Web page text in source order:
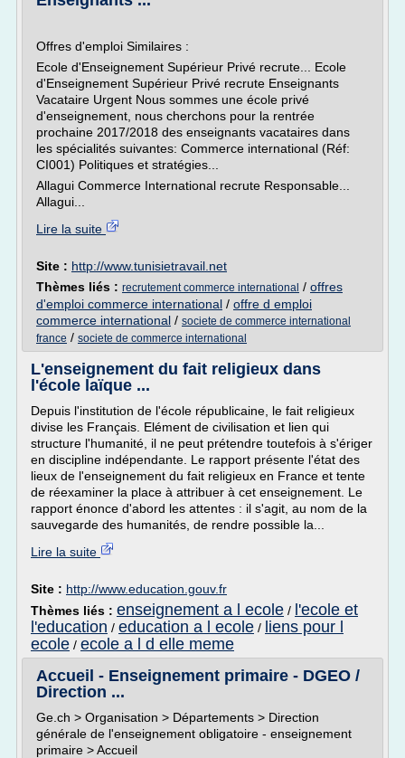
Offres d'emploi Similaires :
Ecole d'Enseignement Supérieur Privé recrute... Ecole
d'Enseignement Supérieur Privé recrute Enseignants
Vacataire Urgent Nous sommes une école privé
d'enseignement, nous cherchons pour la rentrée
prochaine 2017/2018 des enseignants vacataires dans
les spécialités suivantes: Commerce international (Réf:
CI001) Politiques et stratégies...
Allagui Commerce International recrute Responsable...
Allagui...
Lire la suite
Site : http://www.tunisietravail.net
Thèmes liés : recrutement commerce international / offres
d'emploi commerce international / offre d emploi
commerce international / societe de commerce international
france / societe de commerce international
L'enseignement du fait religieux dans
l'école laïque ...
Depuis l'institution de l'école républicaine, le fait religieux
divise les Français. Elément de civilisation et lien qui
structure l'humanité, il ne peut prétendre toutefois à s'ériger
en discipline indépendante. Le rapport présente l'état des
lieux de l'enseignement du fait religieux en France et tente
de réexaminer la place à attribuer à cet enseignement. Le
rapport énonce d'abord les attentes : il s'agit, au nom de la
sauvegarde des humanités, de rendre possible la...
Lire la suite
Site : http://www.education.gouv.fr
Thèmes liés : enseignement a l ecole / l'ecole et
l'education / education a l ecole / liens pour l
ecole / ecole a l d elle meme
Accueil - Enseignement primaire - DGEO /
Direction ...
Ge.ch > Organisation > Départements > Direction
générale de l'enseignement obligatoire - enseignement
primaire > Accueil